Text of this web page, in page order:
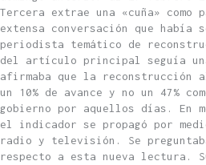
Tercera extrae una «cuña» como
extensa conversación que había
periodista temático de
del artículo principal seguía
afirmaba que la reconstrucción
un 10% de avance y no un 47%
gobierno por aquellos días. En
el indicador se propagó por
radio y televisión. Se
respecto a esta nueva lectura.